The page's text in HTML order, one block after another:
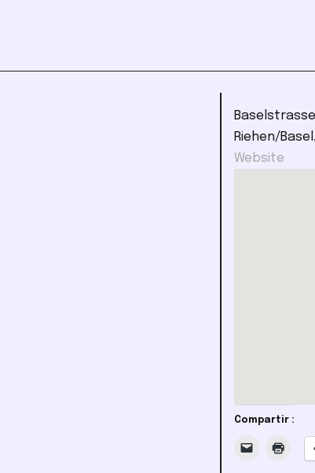
Baselstrasse
Riehen/
Website
Compartir :